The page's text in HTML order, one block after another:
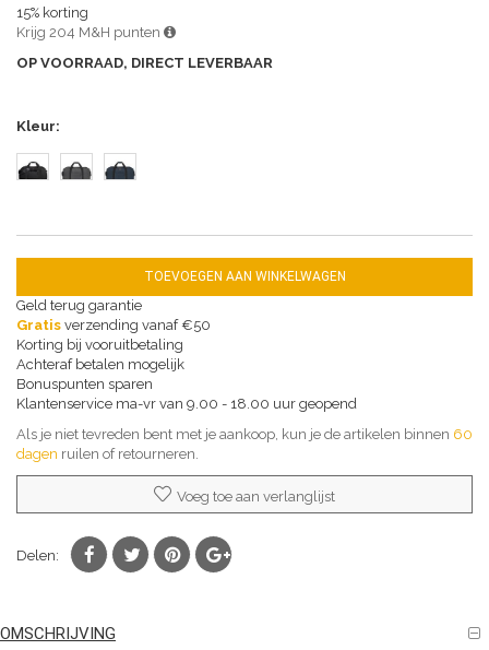
afbeeldingen-
gallerij
15% korting
Krijg 204 M&H punten
OP VOORRAAD, DIRECT LEVERBAAR
Kleur
TOEVOEGEN AAN WINKELWAGEN
Geld terug garantie
Gratis verzending vanaf €50
Korting bij vooruitbetaling
Achteraf betalen mogelijk
Bonuspunten sparen
Klantenservice ma-vr van 9.00 - 18.00 uur geopend
Als je niet tevreden bent met je aankoop, kun je de artikelen binnen 60
dagen ruilen of retourneren.
Voeg toe aan verlanglijst
Delen:
OMSCHRIJVING